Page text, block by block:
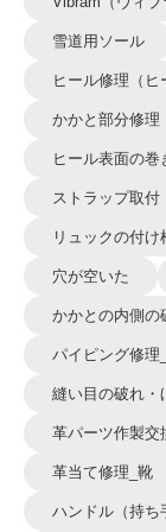
雪道用ソール
ヒール修理（ヒ
かかと部分修理
ヒール表面の巻
ストラップ取付
リュックの付け
穴が空いた
かかとの内側の
パイピング修理
縫い目の破れ・
革パーツ作製交
革当て修理_靴
ハンドル（持ち